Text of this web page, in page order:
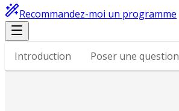
Recommandez-moi un programme
Introduction Poser une question